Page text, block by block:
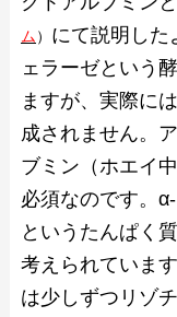
ム） にて説明した
ェラーゼという
ますが、実際に
成されません。
ブミン（ホエイ
必須なのです。
というたんぱく
考えられていま
は少しずつリゾ